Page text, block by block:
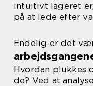
intuitivt lageret
på at lede efter
Endelig er det
Hvordan plukkes
de? Ved at